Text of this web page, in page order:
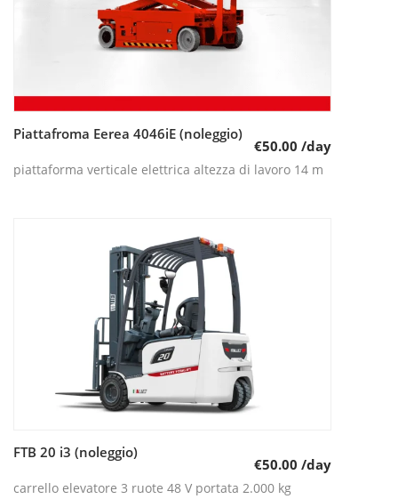
Leggi tutto
Piattafroma Eerea 4046iE (noleggio)
€50.00 /day
piattaforma verticale elettrica altezza di lavoro 14 m
FTB 20 i3 (noleggio)
€50.00 /day
carrello elevatore 3 ruote 48 V portata 2.000 kg